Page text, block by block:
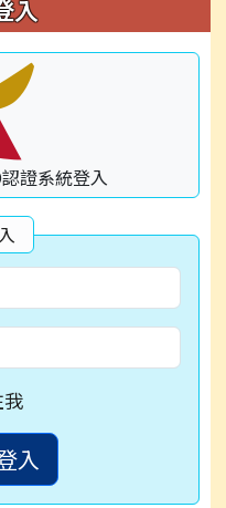
入
證系統登入
入